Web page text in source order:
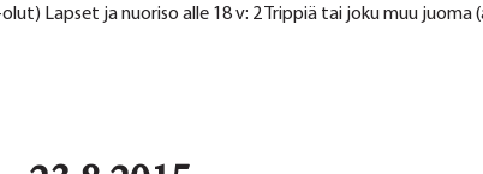
Lapset ja nuoriso alle 18 v: 2 Trippiä tai joku muu